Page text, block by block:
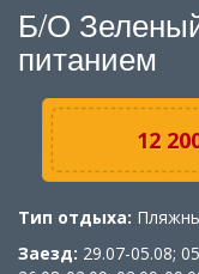
Б/О
питанием
12
Тип отдыха:
Заезд: 29.07-05.08;